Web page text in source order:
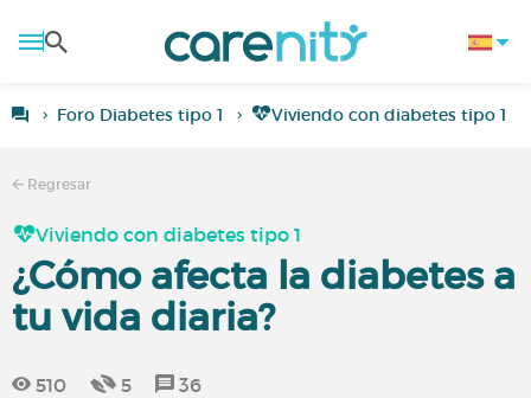
Foro Diabetes tipo 1 Viviendo con diabetes tipo 1
Regresar
Viviendo con diabetes tipo 1
¿Cómo afecta la diabetes a
tu vida diaria?
510 5 36